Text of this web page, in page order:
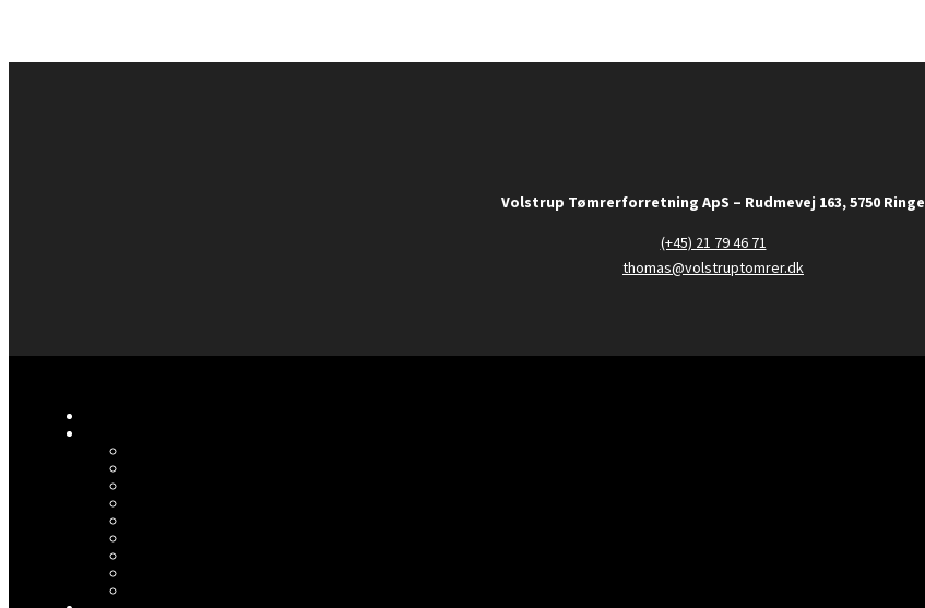
Volstrup Tømrerforretning ApS – Rudmevej 163, 5750 Ringe
(+45) 21 79 46 71
thomas@volstruptomrer.dk